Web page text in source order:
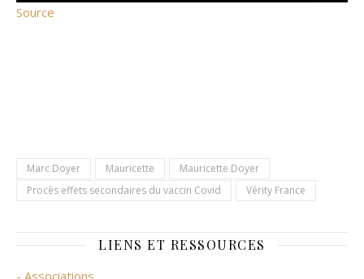
Source
Marc Doyer Mauricette
Mauricette Doyer
Procès effets secondaires du vaccin Covid
Vérity France
LIENS ET RESSOURCES